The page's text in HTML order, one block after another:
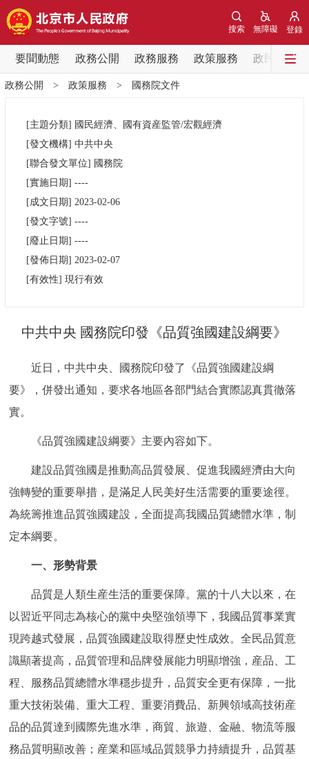
登錄
無障礙
搜索
要聞動態 政務公開 政務服務 政策服務 政民互動
要聞動態
黨中央精神 國務院資訊
北京要聞 會議資訊
政務公開
市領導
政策兌現
決策公開 專題公開
政務服務
個人服務 法人服務 部門服務
便民服務 利企服務
仲介服務 陽光政務
政民互動
參與調查 線上訪談 圖説互動
走進北京
北京概況 十六區概覽 人文北京
綠色北京 圖説北京 視頻北京
多語種
政務公開 > 政策服務 > 國務院文件
[主題分類] 國民經濟、國有資産監管/宏觀經濟
[發文機構] 中共中央
[聯合發文單位] 國務院
[實施日期] ----
[成文日期] 2023-02-06
[發文字號] ----
[廢止日期] ----
[發佈日期] 2023-02-07
[有效性] 現行有效
中共中央 國務院印發《品質強國建設綱要》
近日，中共中央、國務院印發了《品質強國建設綱
要》，併發出通知，要求各地區各部門結合實際認真貫徹落
實。
《品質強國建設綱要》主要內容如下。
建設品質強國是推動高品質發展、促進我國經濟由大向
強轉變的重要舉措，是滿足人民美好生活需要的重要途徑。
為統籌推進品質強國建設，全面提高我國品質總體水準，制
定本綱要。
一、形勢背景
品質是人類生産生活的重要保障。黨的十八大以來，在
以習近平同志為核心的黨中央堅強領導下，我國品質事業實
現跨越式發展，品質強國建設取得歷史性成效。全民品質意
識顯著提高，品質管理和品牌發展能力明顯增強，産品、工
程、服務品質總體水準穩步提升，品質安全更有保障，一批
重大技術裝備、重大工程、重要消費品、新興領域高技術産
品的品質達到國際先進水準，商貿、旅遊、金融、物流等服
務品質明顯改善；産業和區域品質競爭力持續提升，品質基